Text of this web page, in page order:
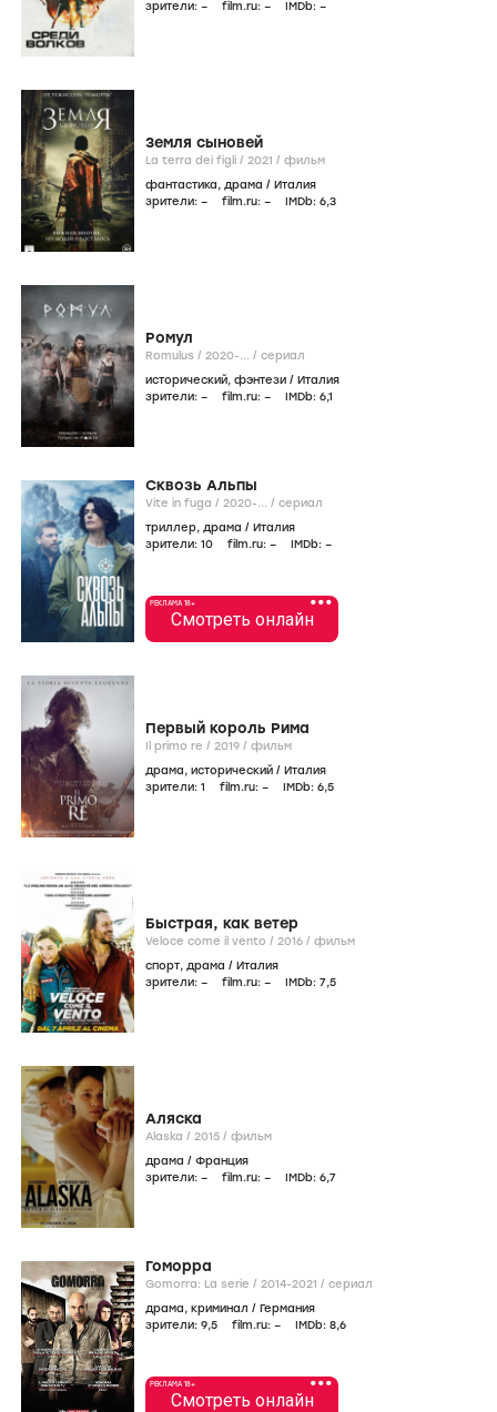
зрители: – film.ru: – IMDb: –
Земля сыновей
La terra dei figli / 2021 / фильм
фантастика, драма / Италия
зрители: – film.ru: – IMDb: 6,3
Ромул
Romulus / 2020-... / сериал
исторический, фэнтези / Италия
зрители: – film.ru: – IMDb: 6,1
Сквозь Альпы
Vite in fuga / 2020-... / сериал
триллер, драма / Италия
зрители: 10 film.ru: – IMDb: –
•••
РЕКЛАМА 18+
Смотреть онлайн
Первый король Рима
Il primo re / 2019 / фильм
драма, исторический / Италия
зрители: 1 film.ru: – IMDb: 6,5
Быстрая, как ветер
Veloce come il vento / 2016 / фильм
спорт, драма / Италия
зрители: – film.ru: – IMDb: 7,5
Аляска
Alaska / 2015 / фильм
драма / Франция
зрители: – film.ru: – IMDb: 6,7
Гоморра
Gomorra: La serie / 2014-2021 / сериал
драма, криминал / Германия
зрители: 9,5 film.ru: – IMDb: 8,6
•••
РЕКЛАМА 18+
Смотреть онлайн